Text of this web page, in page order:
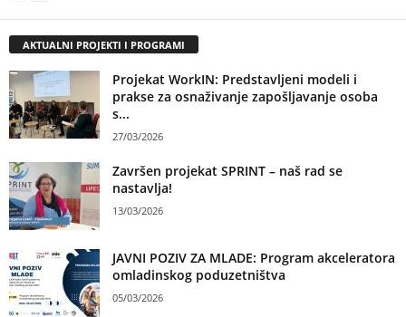
AKTUALNI PROJEKTI I PROGRAMI
Projekat WorkIN: Predstavljeni modeli i
prakse za osnaživanje zapošljavanje osoba
s...
27/03/2026
Završen projekat SPRINT – naš rad se
nastavlja!
13/03/2026
JAVNI POZIV ZA MLADE: Program akceleratora
omladinskog poduzetništva
05/03/2026